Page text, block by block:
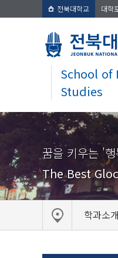
전북대학교 대학
School
Studies
꿈을 키우는 '
The Best
학과소개